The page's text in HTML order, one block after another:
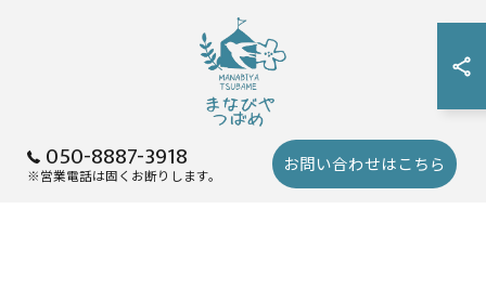
050-8887-3918
※営業電話は固くお断りします。 お問い合わせはこちら
© 2026 鹿児島県鹿児島市の塾ならまなびや つばめ ALL RIGHTS RESERVED.